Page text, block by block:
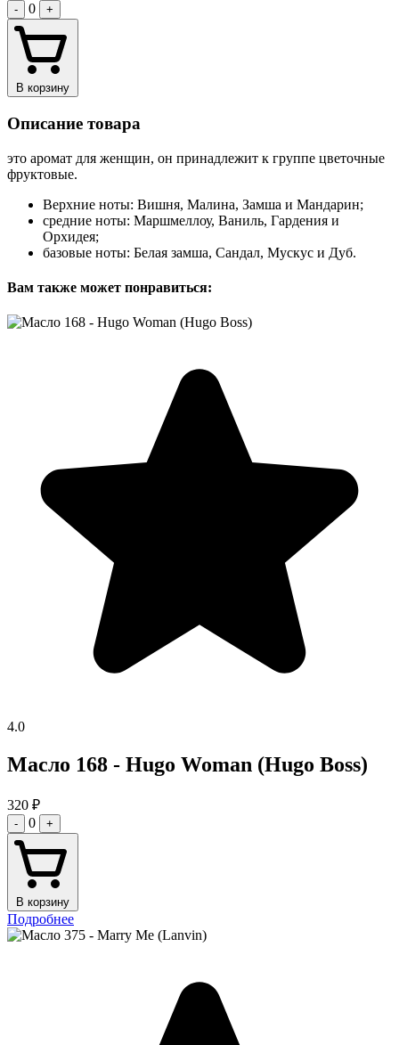
- 0 +
В корзину
Описание товара
это аромат для женщин, он принадлежит к группе цветочные
фруктовые.
Верхние ноты: Вишня, Малина, Замша и Мандарин;
средние ноты: Маршмеллоу, Ваниль, Гардения и
Орхидея;
базовые ноты: Белая замша, Сандал, Мускус и Дуб.
Вам также может понравиться:
4.0
Масло 168 - Hugo Woman (Hugo Boss)
320 ₽
- 0 +
В корзину
Подробнее